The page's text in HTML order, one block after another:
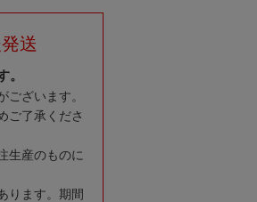
送
。
ざいます。
ご了承くださ
生産のものに
ります。期間